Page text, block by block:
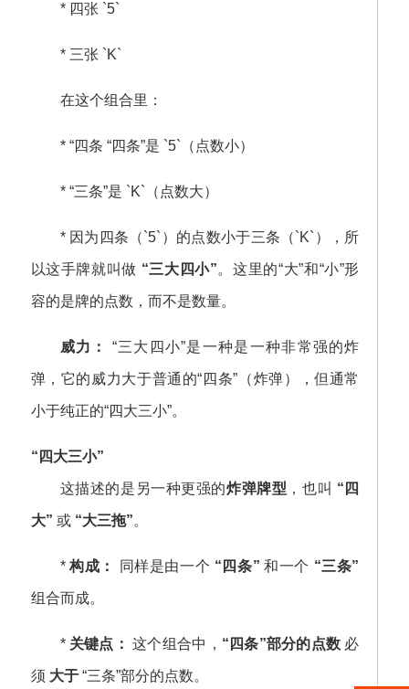
* 四张 `5`
* 三张 `K`
在这个组合里：
* “四条 “四条”是 `5`（点数小）
* “三条”是 `K`（点数大）
* 因为四条（`5`）的点数小于三条（`K`），所
以这手牌就叫做 “三大四小”。这里的“大”和“小”形
容的是牌的点数，而不是数量。
威力： “三大四小”是一种是一种非常强的炸
弹，它的威力大于普通的“四条”（炸弹），但通常
小于纯正的“四大三小”。
“四大三小”
这描述的是另一种更强的炸弹牌型 ，也叫 “四
大” 或 “大三拖”。
*构成： 同样是由一个 “四条” 和一个 “三条”
组合而成。
* 关键点： 这个组合中， “四条”部分的点数 必
须 大于“三条”部分的点数。